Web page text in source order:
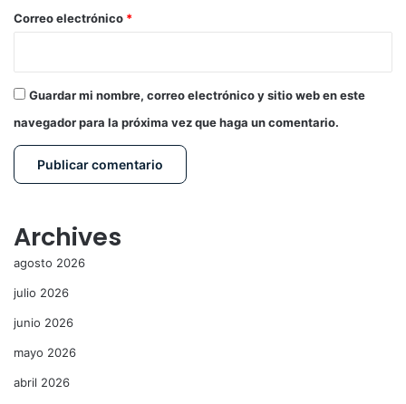
*
Correo electrónico *
Guardar mi nombre, correo electrónico y sitio web en este
navegador para la próxima vez que haga un comentario.
Archives
agosto 2026
julio 2026
junio 2026
mayo 2026
abril 2026